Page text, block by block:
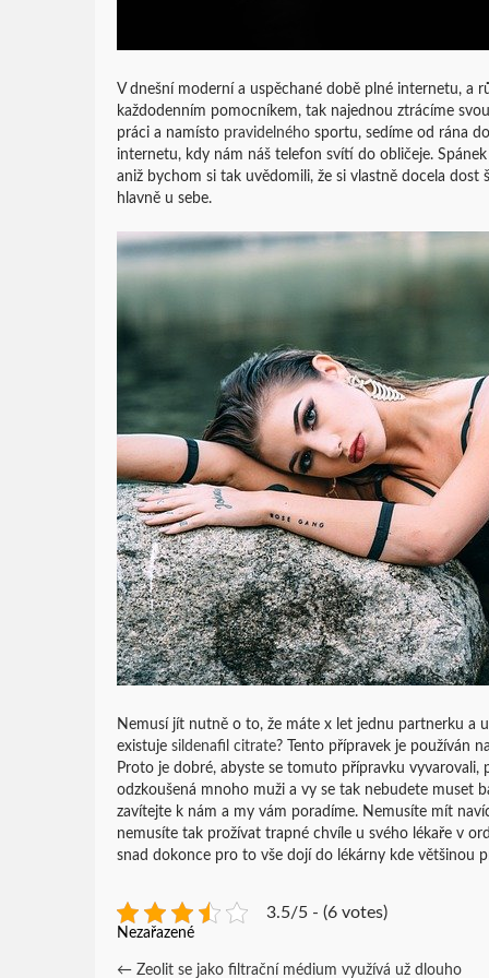
V dnešní moderní a uspěchané době plné internetu, a
každodenním pomocníkem, tak najednou ztrácíme
práci a namísto pravidelného sportu, sedíme od rána
internetu, kdy nám náš telefon svítí do obličeje.
aniž bychom si tak uvědomili, že si vlastně docela dost
hlavně u sebe.
Nemusí jít nutně o to, že máte x let jednu partnerku a
existuje sildenafil citrate? Tento přípravek je používán
Proto je dobré, abyste se tomuto přípravku
odzkoušená mnoho muži a vy se tak nebudete muset
zavítejte k nám a my vám poradíme. Nemusíte mít
nemusíte tak prožívat trapné chvíle u svého lékaře v
snad dokonce pro to vše dojí do lékárny kde většinou
3.5/5 - (6 votes)
Nezařazené
← Zeolit se jako filtrační médium využívá už dlouho